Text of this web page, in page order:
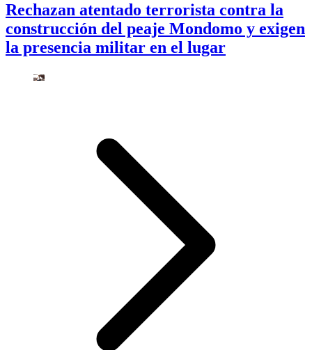
Rechazan atentado terrorista contra la
construcción del peaje Mondomo y exigen
la presencia militar en el lugar